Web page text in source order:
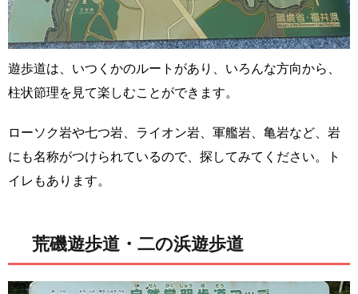
遊歩道は、いつくかのルートがあり、いろんな方向から、
柱状節理を見て楽しむことができます。
ローソク岩や七つ岩、ライオン岩、軍艦岩、亀岩など、岩
にも名称がつけられているので、探してみてください。ト
イレもあります。
荒磯遊歩道・二の浜遊歩道